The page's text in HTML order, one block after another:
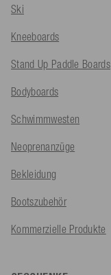
Ski
Kneeboards
Stand Up Paddle Boards
Bodyboards
Schwimmwesten
Neoprenanzüge
Bekleidung
Bootszubehör
Kommerzielle Produkte